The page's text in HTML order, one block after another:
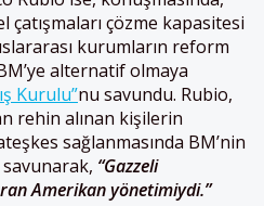
çözme kapasitesi
kurumların reform
alternatif olmaya
Kurulu”nu savundu. Rubio,
rehin alınan kişilerin
sağlanmasında BM’nin
savunarak, “Gazzeli
Amerikan yönetimiydi.”